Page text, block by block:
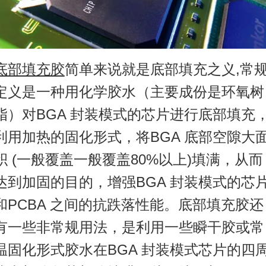
部填充胶简单来说就是底部填充之义,常
义是一种用化学胶水（主要成份是环氧树
）对BGA 封装模式的芯片进行底部填充，
用加热的固化形式，将BGA 底部空隙大
(一般覆盖一般覆盖80%以上)填满，从而
到加固的目的，增强BGA 封装模式的芯
PCBA 之间的抗跌落性能。底部填充胶还
一些非常规用法，是利用一些瞬干胶或常
固化形式胶水在BGA 封装模式芯片的四